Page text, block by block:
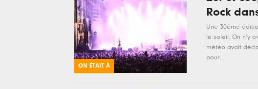
ON ÉTAIT À
Rock
Une 30ème
le soleil. On n’y
météo avait
pour...